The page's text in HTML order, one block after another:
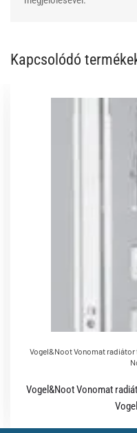
Kapcsolódó
Vogel&Noot Vonomat
Vogel&Noot Vonomat